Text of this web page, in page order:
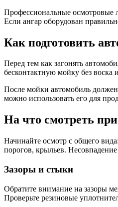
Профессиональные осмотровые
Если ангар оборудован
Как подготовить
Перед тем как загонять
бесконтактную мойку без
После мойки автомобиль
можно использовать его для
На что смотреть
Начинайте осмотр с общего
порогов, крыльев.
Зазоры и стыки
Обратите внимание на зазоры
Проверьте резиновые